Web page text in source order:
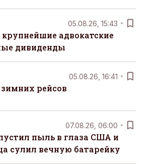
05.08.26, 15:43
адвокатские
дивиденды
05.08.26, 16:41
рейсов
07.08.26, 06:00
пыль в глаза США и
сулил вечную батарейку